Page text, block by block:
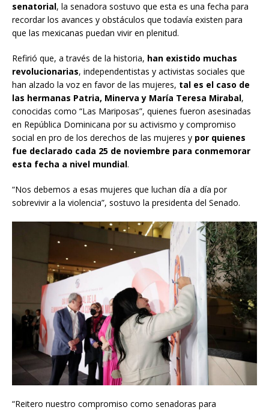
senatorial, la senadora sostuvo que esta es una fecha para
recordar los avances y obstáculos que todavía existen para
que las mexicanas puedan vivir en plenitud.
Refirió que, a través de la historia, han existido muchas
revolucionarias, independentistas y activistas sociales que
han alzado la voz en favor de las mujeres, tal es el caso de
las hermanas Patria, Minerva y María Teresa Mirabal,
conocidas como “Las Mariposas”, quienes fueron asesinadas
en República Dominicana por su activismo y compromiso
social en pro de los derechos de las mujeres y por quienes
fue declarado cada 25 de noviembre para conmemorar
esta fecha a nivel mundial.
“Nos debemos a esas mujeres que luchan día a día por
sobrevivir a la violencia”, sostuvo la presidenta del Senado.
“Reitero nuestro compromiso como senadoras para